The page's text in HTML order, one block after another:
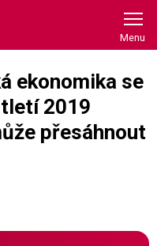
ekonomika se
2019
přesáhnout